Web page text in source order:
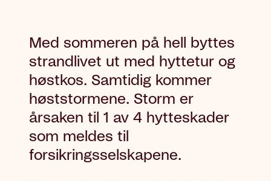
Med sommeren på hell byttes
strandlivet ut med hyttetur og
høstkos. Samtidig kommer
høststormene. Storm er
årsaken til 1 av 4 hytteskader
som meldes til
forsikringsselskapene.